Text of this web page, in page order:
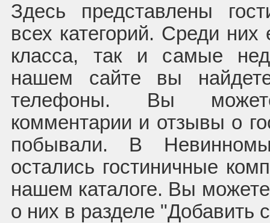
Здесь представлены
всех категорий. Среди
класса, так и самые
нашем сайте вы
телефоны. Вы
комментарии и отзывы о
побывали. В
остались гостиничные
нашем каталоге. Вы
о них в разделе "Добавить